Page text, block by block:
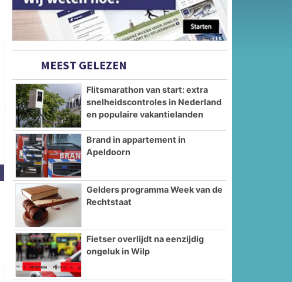
MEEST GELEZEN
Flitsmarathon van start: extra
snelheidscontroles in Nederland
en populaire vakantielanden
Brand in appartement in
Apeldoorn
Gelders programma Week van de
Rechtstaat
Fietser overlijdt na eenzijdig
ongeluk in Wilp